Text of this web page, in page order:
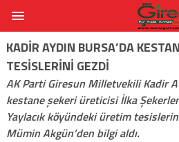
KADIR AYDIN BURSA’DA
TESISLERINI GEZDI
AK Parti Giresun Milletvekili Kadir
kestane şekeri üreticisi İlka
Yaylacık köyündeki üretim
Mümin Akgün’den bilgi aldı.